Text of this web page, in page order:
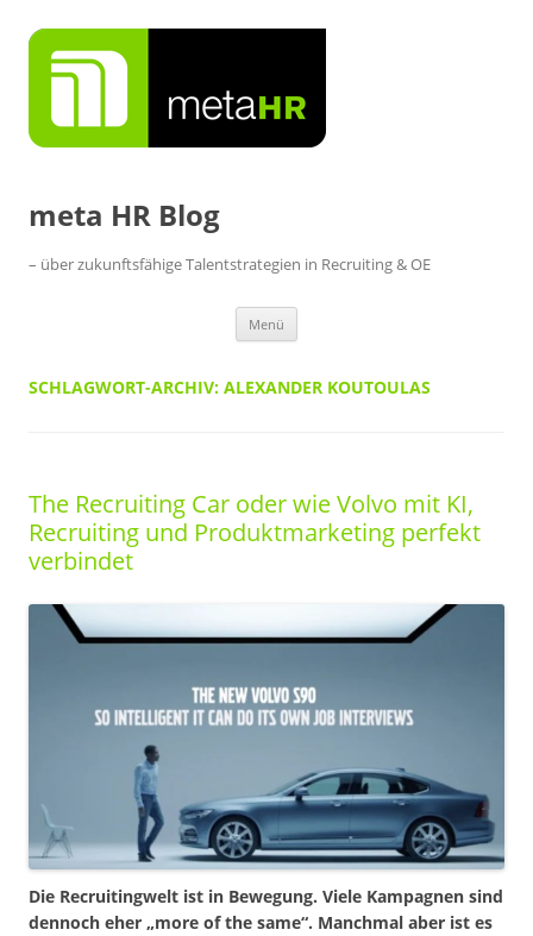
Inhalt
springen
meta HR Blog
– über zukunftsfähige Talentstrategien in Recruiting & OE
Menü
SCHLAGWORT-ARCHIV: ALEXANDER KOUTOULAS
The Recruiting Car oder wie Volvo mit KI,
Recruiting und Produktmarketing perfekt
verbindet
Die Recruitingwelt ist in Bewegung. Viele Kampagnen sind
dennoch eher „more of the same“. Manchmal aber ist es